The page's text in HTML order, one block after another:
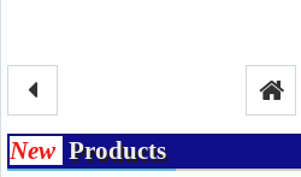
New Products